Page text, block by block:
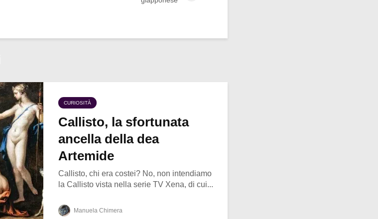
CURIOSITÀ
Callisto, la sfortunata
ancella della dea
Artemide
Callisto, chi era costei? No, non intendiamo
la Callisto vista nella serie TV Xena, di cui...
Manuela Chimera